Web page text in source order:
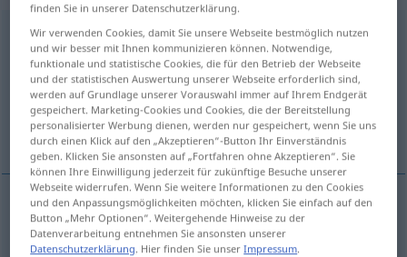
Meldungf
Übersicht aller Übersetzungen
(Für mehr Details die Übersetzung anklicken/antippen)
саопштење, пријава, вест
саопштење Meldung
finden Sie in unserer Datenschutzerklärung.
Wir verwenden Cookies, damit Sie unsere Webseite bestmöglich nutzen
und wir besser mit Ihnen kommunizieren können. Notwendige,
funktionale und statistische Cookies, die für den Betrieb der Webseite
und der statistischen Auswertung unserer Webseite erforderlich sind,
werden auf Grundlage unserer Vorauswahl immer auf Ihrem Endgerät
gespeichert. Marketing-Cookies und Cookies, die der Bereitstellung
personalisierter Werbung dienen, werden nur gespeichert, wenn Sie uns
durch einen Klick auf den „Akzeptieren“-Button Ihr Einverständnis
geben. Klicken Sie ansonsten auf „Fortfahren ohne Akzeptieren“. Sie
können Ihre Einwilligung jederzeit für zukünftige Besuche unserer
Webseite widerrufen. Wenn Sie weitere Informationen zu den Cookies
und den Anpassungsmöglichkeiten möchten, klicken Sie einfach auf den
Button „Mehr Optionen“. Weitergehende Hinweise zu der
Datenverarbeitung entnehmen Sie ansonsten unserer
Datenschutzerklärung. Hier finden Sie unserImpressum.